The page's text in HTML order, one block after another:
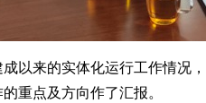
来的实体化运行工作情况
重点及方向作了汇报。